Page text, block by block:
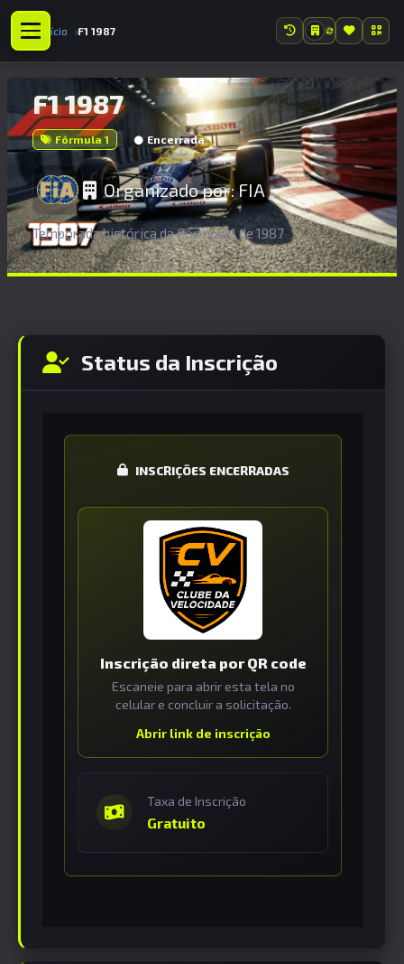
Início F1 1987
F1 1987
Fórmula 1 Encerrada
Organizado por:FIA
Temporada histórica da Fórmula 1 de 1987
Status da Inscrição
INSCRIÇÕES ENCERRADAS
Inscrição direta por QR code
Escaneie para abrir esta tela no
celular e concluir a solicitação.
Abrir link de inscrição
Taxa de Inscrição
Gratuito